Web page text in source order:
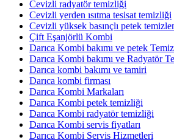
Cevizli radyatör temizliği
Cevizli yerden ısıtma tesisat temizliği
Cevizli yüksek basınçlı petek
Çift Eşanjörlü Kombi
Darıca Kombi bakımı ve petek
Darıca Kombi bakımı ve Radyatör
Darıca kombi bakımı ve tamiri
Darıca kombi firması
Darıca Kombi Markaları
Darıca Kombi petek temizliği
Darıca Kombi radyatör temizliği
Darıca Kombi servis fiyatları
Darıca Kombi Servis Hizmetleri